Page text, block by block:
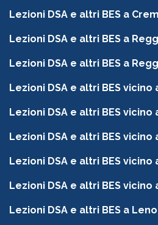
Lezioni DSA e altri BES a
Lezioni DSA e altri BES a
Lezioni DSA e altri BES a
Lezioni DSA e altri BES vicino
Lezioni DSA e altri BES vicino
Lezioni DSA e altri BES vicino
Lezioni DSA e altri BES vicino
Lezioni DSA e altri BES vicino
Lezioni DSA e altri BES a Leno